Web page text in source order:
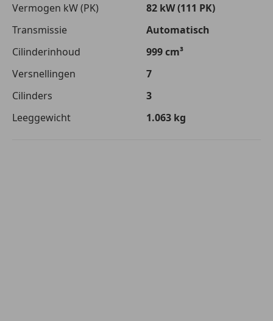
Vermogen kW (PK)
82 kW (111 PK)
Transmissie
Automatisch
Cilinderinhoud
999 cm³
Versnellingen
7
Cilinders
3
Leeggewicht
1.063 kg